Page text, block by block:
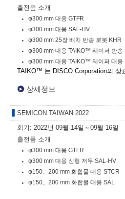
출전품 소개
φ300 mm 대응 GTFR
φ300 mm 대응 SAL-HV
φ300 mm 25장 배치 반송 로봇 KHR
φ300 mm 대응 TAIKO™ 웨이퍼 반송
φ300 mm 대응 TAIKO™ 웨이퍼 대응
TAIKO™ 는 DISCO Corporation의 상
상세정보
SEMICON TAIWAN 2022
회기: 2022년 09월 14일～09월 16일
출전품 소개
φ300 mm 대응 GTFR
φ300 mm 대응 신형 저두 SAL-HV
φ150、200 mm 화합물 대응 STCR
φ150、200 mm 화합물 대응 SAL